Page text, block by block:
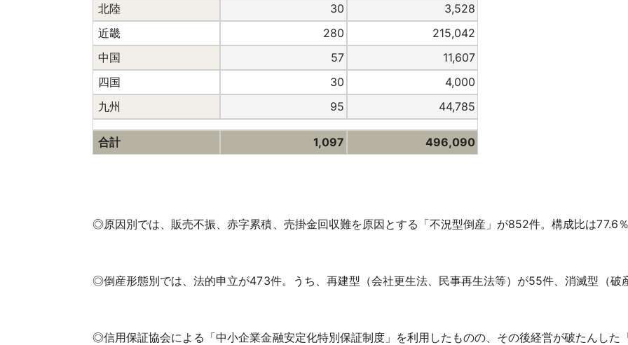
北陸
30
3,528
近畿
280
215,042
中国
57
11,607
四国
30
4,000
九州
95 44,785
合計 1,097 496,090
◎原因別では、販売不振、赤字累積、売掛金回収難を原因とする「不況型倒産」が852件。構成比は77.6％
◎倒産形態別では、法的申立が473件。うち、再建型（会社更生法、民事再生法等）が55件、消滅型（破
◎信用保証協会による「中小企業金融安定化特別保証制度」を利用したものの、その後経営が破たんした